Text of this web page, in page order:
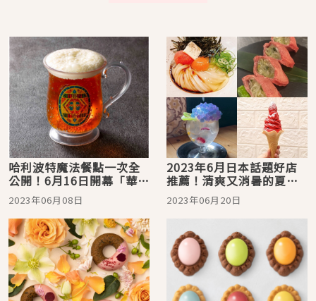
哈利波特魔法餐點一次全
公開！6月16日開幕「華納
兄弟哈利波特影城
STUDIO TOUR
TOKYO」主餐甜點先預習
起來
2023年06月08日
2023年6月日本話題好店
推薦！清爽又消暑的夏日
美食甜點推薦
2023年06月20日